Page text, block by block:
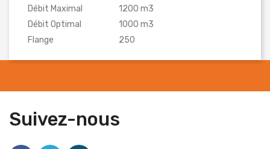
Débit Maximal
1200 m3
Débit Optimal
1000 m3
Flange
250
Suivez-nous